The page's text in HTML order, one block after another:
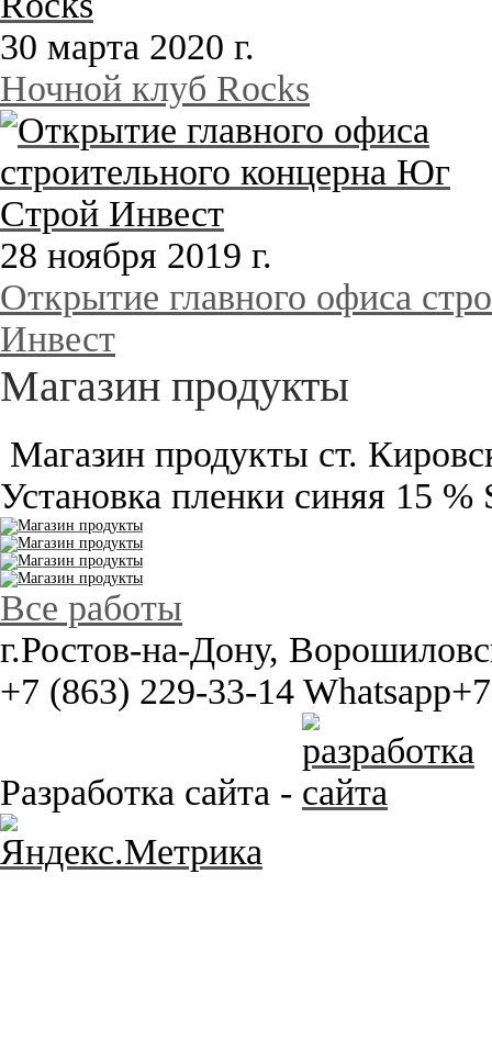
30 марта 2020 г.
Ночной клуб Rocks
28 ноября 2019 г.
Открытие главного офиса
Инвест
Магазин продукты
Магазин продукты ст.
Установка пленки синяя 15
Все работы
г.Ростов-на-Дону,
+7 (863) 229-33-14
Разработка сайта -